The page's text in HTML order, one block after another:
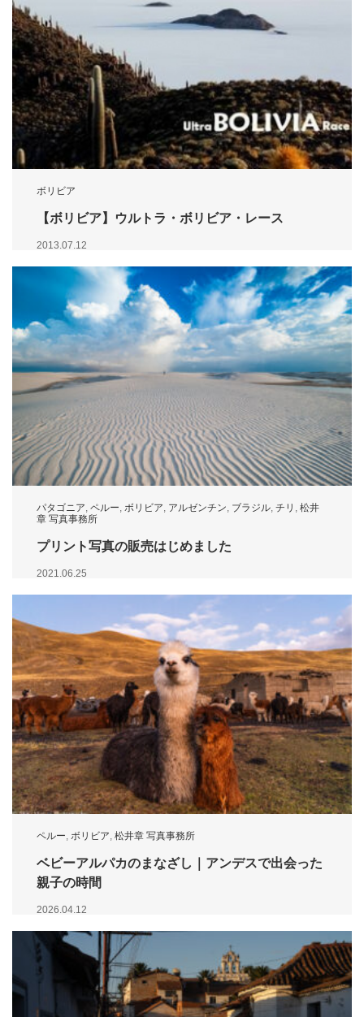
ボリビア
【ボリビア】ウルトラ・ボリビア・レース
2013.07.12
パタゴニア, ペルー, ボリビア, アルゼンチン, ブラジル, チリ , 松井
章 写真事務所
プリント写真の販売はじめました
2021.06.25
ペルー ボリビア 松井章 写真事務所
ベビーアルパカのまなざし｜アンデスで出会った
親子の時間
2026.04.12